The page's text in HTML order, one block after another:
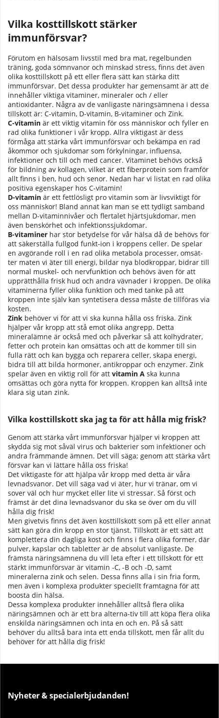
Vilka kosttillskott stärker
immunförsvar?
Förutom en hälsosam livsstil med bra mat, regelbunden
träning, goda sömnvanor och minskad stress, finns det även
olika kosttillskott på ett eller flera sätt kan stärka ditt
immunförsvar. Det dessa produkter har gemensamt är att de
innehåller viktiga vitaminer, mineraler och / eller
antioxidanter. Några av de vanligaste näringsämnena i dessa
tillskott är: C-vitamin, D-vitamin, B-vitaminer och Zink.
C-vitamin är ett viktig vitamin för oss människor och fyller en
rad olika funktioner i vår kropp. Allra viktigast är dess
förmåga att stärka vårt immunförsvar och bekämpa en rad
åkommor och sjukdomar som förkylningar, influensa,
infektioner och till och med cancer. Vitaminet behövs också
för bildning av kollagen, vilket är ett fiberprotein som framför
allt finns i ben, hud och senor. Nedan har vi listat en rad olika
positiva egenskaper hos C-vitamin!
D-vitamin är ett fettlösligt pro vitamin som är livsviktigt för
oss människor! Bland annat kan man se ett tydligt samband
mellan D-vitaminnivåer och flertalet hjärtsjukdomar, men
även benskörhet och infektionssjukdomar.
B-vitaminer har stor betydelse för vår hälsa då de behövs för
att säkerställa fullgod funkt-ion i kroppens celler. De spelar
en avgörande roll i en rad olika metabola processer, omsät-
ter maten vi äter till energi, bildar nya blodkroppar, bidrar till
normal muskel- och nervfunktion och behövs även för att
upprätthålla frisk hud och andra vävnader i kroppen. De olika
vitaminerna fyller olika funktion och med tanke på att
kroppen inte själv kan syntetisera dessa måste de tillföras via
kosten.
Zink behöver vi för att vi ska kunna hålla oss friska. Zink
hjälper vår kropp att stå emot olika angrepp. Detta
mineralämne är också med och påverkar så att kolhydrater,
fetter och protein kan omsättas och att de kommer till sin
fulla rätt och kan bygga och reparera celler, skapa energi,
bidra till att bilda hormoner, antikroppar och enzymer. Zink
spelar även en viktig roll för att vitamin A ska kunna
omsättas och göra nytta för kroppen. Kroppen kan alltså inte
klara sig utan zink.
Vilka kosttillskott ska jag ta för att hålla mig frisk?
Genom att stärka vårt immunförsvar hjälper vi kroppen att
skydda sig mot såväl virus och bakterier som infektioner och
andra främmande ämnen. Det vill säga; genom att stärka vårt
försvar kan vi lättare hålla oss friska!
Det viktigaste för att hjälpa vår kropp med detta är våra
levnadsvanor. Det vill säga vad vi äter, hur vi tränar, om vi
sover väl och hur mycket eller lite vi stressar. Så först och
främst är det dina levnadsvanor du ska se över om du vill
hålla dig frisk!
Men givetvis finns det även kosttillskott som på ett eller annat
sätt kan göra din kropp en stor tjänst. Tillskott är ett sätt att
komplettera din dagliga kost och finns i flera olika former, där
pulver, kapslar och tabletter är de absolut vanligaste. De
främsta näringsämnena du vill leta efter i ett tillskott för ett
stärkt immunförsvar är vitamin -C, -B och -D, samt
mineralerna zink och selen. Dessa finns alla i sin fria form,
men även i komplexa produkter speciellt framtagna för att
boosta din hälsa.
Dessa komplexa produkter innehåller alltså flera olika
näringsämnen och är ett bra alterna-tiv till att köpa flera olika
enskilda näringsämnen och inta en och en. På så sätt
behöver du alltså bara inta ett enda tillskott, men får allt du
behöver för att hålla dig frisk!
Nyheter & specialerbjudanden!